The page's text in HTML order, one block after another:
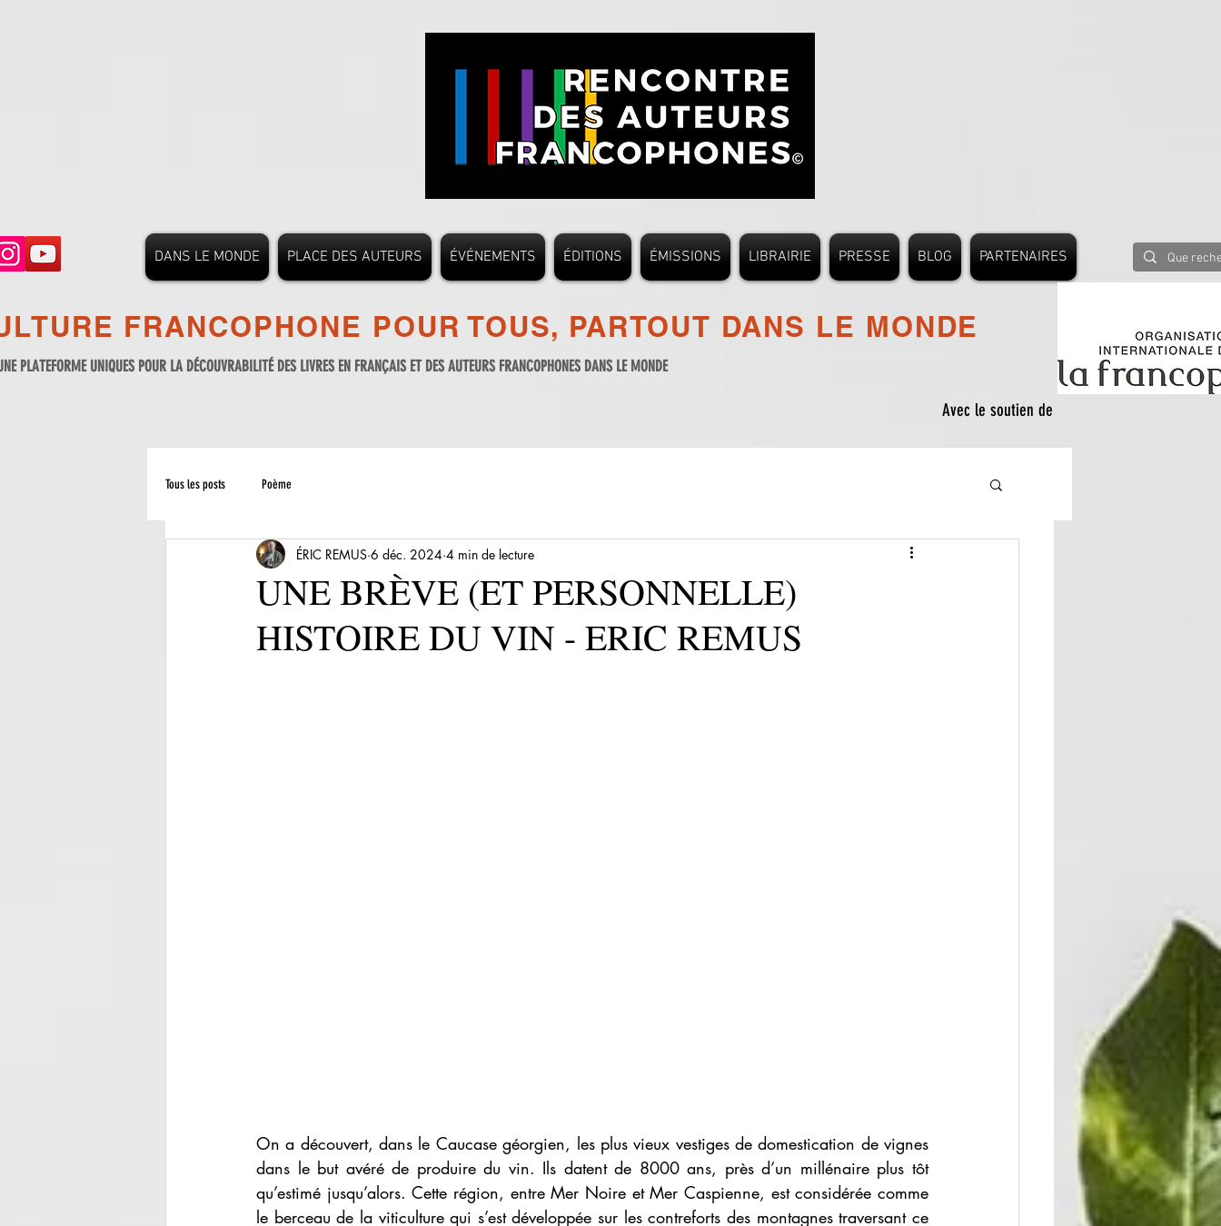
DANS LE MONDE PLACE DES AUTEURS ÉVÉNEMENTS ÉDITIONS ÉMISSIONS LIBRAIRIE PRESSE BLOG PARTENAIRES
FRANCOPHONE POUR TOUS, PARTOUT DANS LE MONDE
PLATEFORME UNIQUES POUR LA DÉCOUVRABILITÉ DES LIVRES EN FRANÇAIS ET DES AUTEURS FRANCOPHONES DANS LE MONDE
Avec le soutien de
Tous les posts Poème
UNE BRÈVE (ET PERSONNELLE)
HISTOIRE DU VIN - ERIC REMUS
ÉRIC REMUS 6 déc. 2024 4 min de lecture
On a découvert, dans le Caucase géorgien, les plus vieux vestiges de domestication de vignes
dans le but avéré de produire du vin. Ils datent de 8000 ans, près d’un millénaire plus tôt
qu’estimé jusqu’alors. Cette région, entre Mer Noire et Mer Caspienne, est considérée comme
le berceau de la viticulture qui s’est développée sur les contreforts des montagnes traversant ce